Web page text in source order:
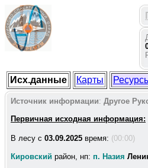
Исх.данные Карты
Источник информации: Другое
Первичная исходная информация:
В лесу c 03.09.2025 время: (00:00)
Кировский район, нп: п. Назия